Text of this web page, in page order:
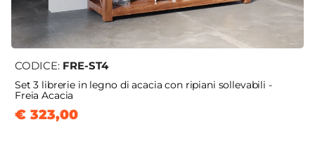
CODICE: FRE-ST4
Set 3 librerie in legno di acacia con ripiani sollevabili -
Freia Acacia
€ 323,00